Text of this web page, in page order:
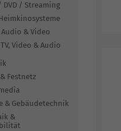
DVD / Streaming
& Video
Video & Audio
Festnetz
& Gebäudetechnik
&